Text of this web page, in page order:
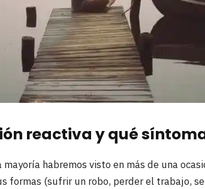
reactiva y qué
habremos visto en más de una
formas (sufrir un robo, perder el trabajo,